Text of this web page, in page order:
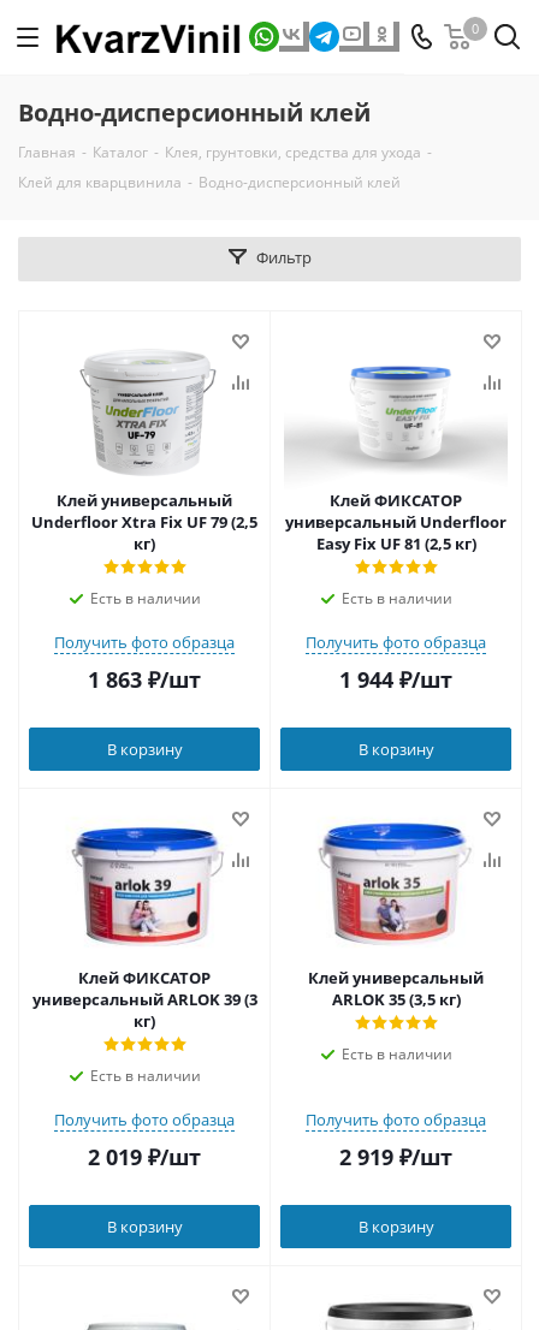
0
Водно-дисперсионный клей
Главная - Каталог - Клея, грунтовки, средства для ухода -
Клей для кварцвинила - Водно-дисперсионный клей
Фильтр
Клей универсальный
Underfloor Xtra Fix UF 79 (2,5
кг)
Есть в наличии
Получить фото образца
1 863 ₽/шт
В корзину
Клей ФИКСАТОР
универсальный Underfloor
Easy Fix UF 81 (2,5 кг)
Есть в наличии
Получить фото образца
1 944 ₽/шт
В корзину
Клей ФИКСАТОР
универсальный ARLOK 39 (3
кг)
Есть в наличии
Получить фото образца
2 019 ₽/шт
В корзину
Клей универсальный
ARLOK 35 (3,5 кг)
Есть в наличии
Получить фото образца
2 919 ₽/шт
В корзину